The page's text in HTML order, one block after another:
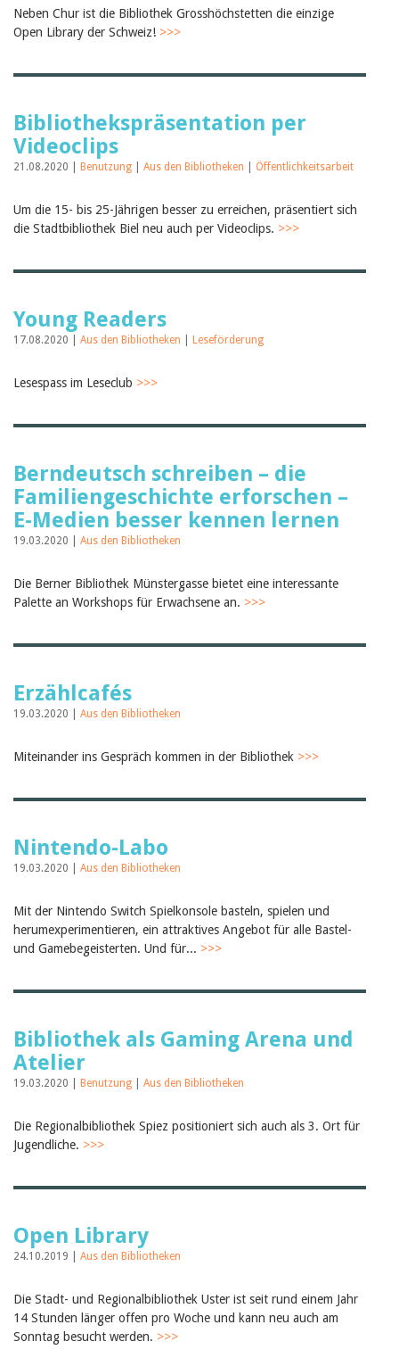
Neben Chur ist die Bibliothek Grosshöchstetten die einzige
Open Library der Schweiz! >>>
Bibliothekspräsentation per
Videoclips
21.08.2020 | Benutzung Aus den Bibliotheken Öffentlichkeitsarbeit
Um die 15- bis 25-Jährigen besser zu erreichen, präsentiert sich
die Stadtbibliothek Biel neu auch per Videoclips. >>>
Young Readers
17.08.2020 | Aus den Bibliotheken Leseförderung
Lesespass im Leseclub >>>
Berndeutsch schreiben – die
Familiengeschichte erforschen –
E-Medien besser kennen lernen
19.03.2020 | Aus den Bibliotheken
Die Berner Bibliothek Münstergasse bietet eine interessante
Palette an Workshops für Erwachsene an. >>>
Erzählcafés
19.03.2020 | Aus den Bibliotheken
Miteinander ins Gespräch kommen in der Bibliothek >>>
Nintendo-Labo
19.03.2020 | Aus den Bibliotheken
Mit der Nintendo Switch Spielkonsole basteln, spielen und
herumexperimentieren, ein attraktives Angebot für alle Bastel-
und Gamebegeisterten. Und für... >>>
Bibliothek als Gaming Arena und
Atelier
19.03.2020 | Benutzung Aus den Bibliotheken
Die Regionalbibliothek Spiez positioniert sich auch als 3. Ort für
Jugendliche. >>>
Open Library
24.10.2019 | Aus den Bibliotheken
Die Stadt- und Regionalbibliothek Uster ist seit rund einem Jahr
14 Stunden länger offen pro Woche und kann neu auch am
Sonntag besucht werden. >>>